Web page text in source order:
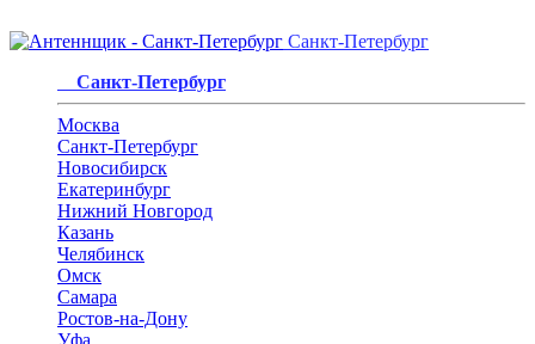
Санкт-Петербург
Санкт-Петербург
Москва
Санкт-Петербург
Новосибирск
Екатеринбург
Нижний Новгород
Казань
Челябинск
Омск
Самара
Ростов-на-Дону
Уфа